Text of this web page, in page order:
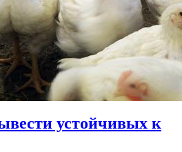
устойчивых к